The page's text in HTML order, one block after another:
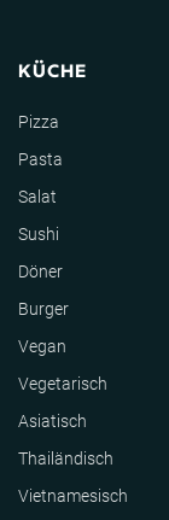
KÜCHE
Pizza
Pasta
Salat
Sushi
Döner
Burger
Vegan
Vegetarisch
Asiatisch
Thailändisch
Vietnamesisch